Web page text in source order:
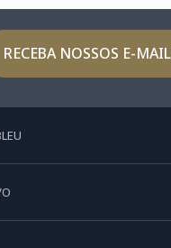
RECEBA NOSSOS E-